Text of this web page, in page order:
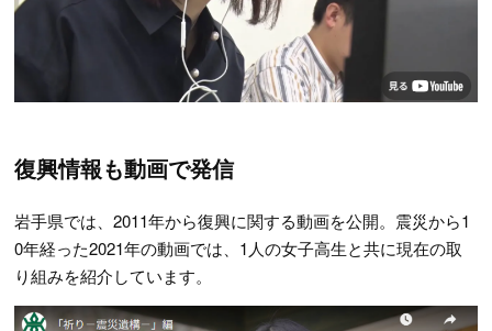
復興情報も動画で発信
岩手県では、2011年から復興に関する動画を公開。震災から1
0年経った2021年の動画では、1人の女子高生と共に現在の取
り組みを紹介しています。